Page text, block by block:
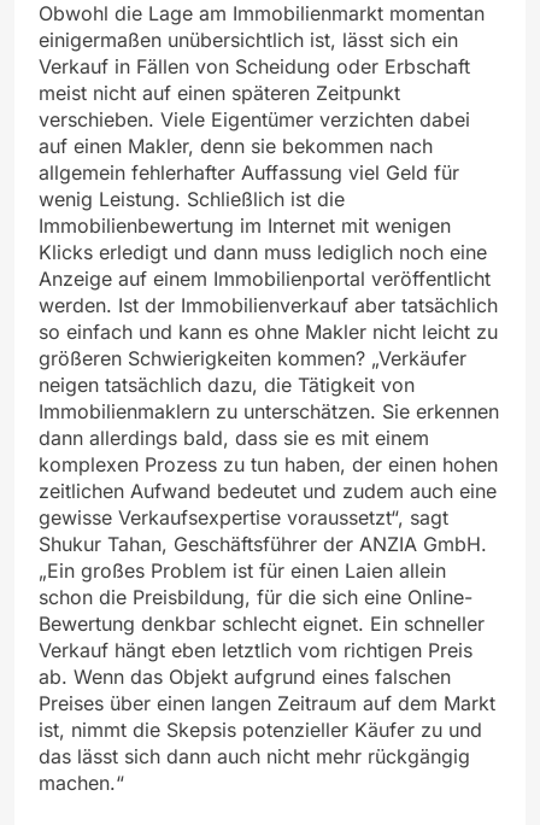
Obwohl die Lage am Immobilienmarkt momentan
einigermaßen unübersichtlich ist, lässt sich ein
Verkauf in Fällen von Scheidung oder Erbschaft
meist nicht auf einen späteren Zeitpunkt
verschieben. Viele Eigentümer verzichten dabei
auf einen Makler, denn sie bekommen nach
allgemein fehlerhafter Auffassung viel Geld für
wenig Leistung. Schließlich ist die
Immobilienbewertung im Internet mit wenigen
Klicks erledigt und dann muss lediglich noch eine
Anzeige auf einem Immobilienportal veröffentlicht
werden. Ist der Immobilienverkauf aber tatsächlich
so einfach und kann es ohne Makler nicht leicht zu
größeren Schwierigkeiten kommen? „Verkäufer
neigen tatsächlich dazu, die Tätigkeit von
Immobilienmaklern zu unterschätzen. Sie erkennen
dann allerdings bald, dass sie es mit einem
komplexen Prozess zu tun haben, der einen hohen
zeitlichen Aufwand bedeutet und zudem auch eine
gewisse Verkaufsexpertise voraussetzt“, sagt
Shukur Tahan, Geschäftsführer der ANZIA GmbH.
„Ein großes Problem ist für einen Laien allein
schon die Preisbildung, für die sich eine Online-
Bewertung denkbar schlecht eignet. Ein schneller
Verkauf hängt eben letztlich vom richtigen Preis
ab. Wenn das Objekt aufgrund eines falschen
Preises über einen langen Zeitraum auf dem Markt
ist, nimmt die Skepsis potenzieller Käufer zu und
das lässt sich dann auch nicht mehr rückgängig
machen.“